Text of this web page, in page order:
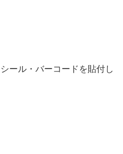
ール・バーコードを貼付し